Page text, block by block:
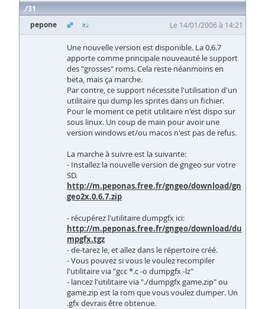
31
pepone
Le 14/01/2006 à 14:21
Une nouvelle version est disponible. La 0.6.7
apporte comme principale nouveauté le support
des "grosses" roms. Cela reste néanmoins en
beta, mais ça marche.
Par contre, ce support nécessite l'utilisation d'un
utilitaire qui dump les sprites dans un fichier.
Pour le moment ce petit utilitaire n'est dispo sur
sous linux. Un coup de main pour avoir une
version windows et/ou macos n'est pas de refus.
La marche à suivre est la suivante:
- Installez la nouvelle version de gngeo sur votre
SD.
http://m.peponas.free.fr/gngeo/download/gn
geo2x.0.6.7.zip
- récupérez l'utilitaire dumpgfx ici:
http://m.peponas.free.fr/gngeo/download/du
mpgfx.tgz
- de-tarez le, et allez dans le répertoire créé.
- Vous pouvez si vous le voulez recompiler
l'utilitaire via "gcc *.c -o dumpgfx -lz"
- lancez l'utilitaire via "./dumpgfx game.zip" ou
game.zip est la rom que vous voulez dumper. Un
.gfx devrais être obtenue.